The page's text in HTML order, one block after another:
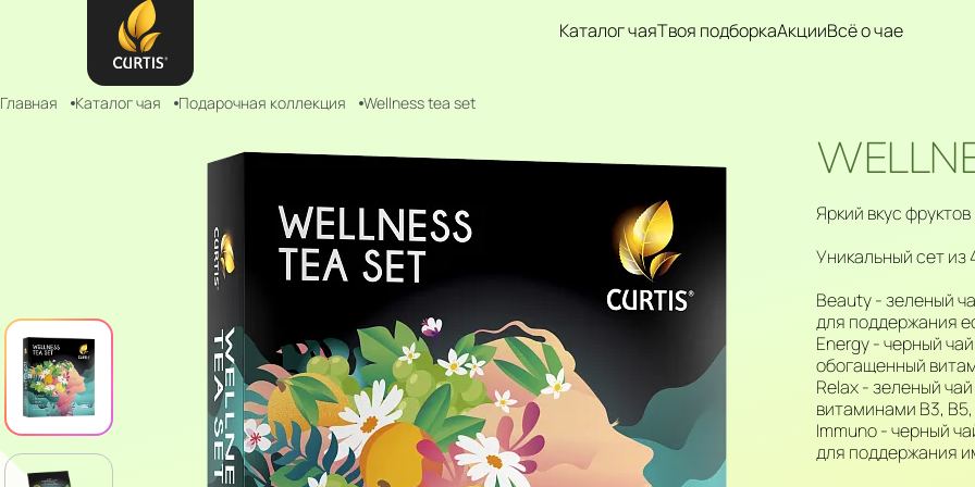
Каталог чаяТвоя подборкаАкцииВсё о чае
Главная Каталог чая Подарочная коллекция Wellness tea set
Яркий вкус
Уникальный сет из
Beauty - зеленый
для поддержания
Energy - черный
обогащенный
Relax - зеленый
витаминами В3,
Immuno - черный
для поддержания